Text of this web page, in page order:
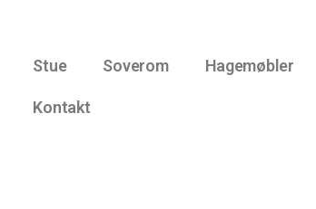
Stue Soverom Hagemøbler
Kontakt